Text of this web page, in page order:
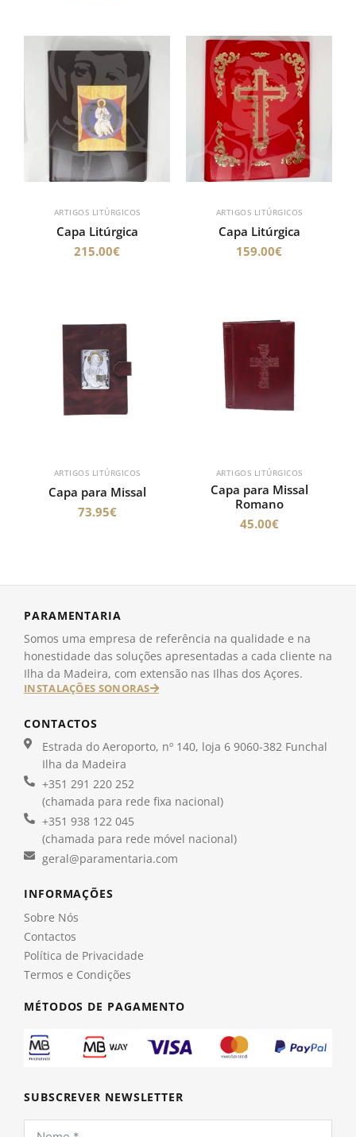
ARTIGOS LITÚRGICOS
Capa Litúrgica
215.00€
ARTIGOS LITÚRGICOS
Capa Litúrgica
159.00€
ARTIGOS LITÚRGICOS
Capa para Missal
73.95€
ARTIGOS LITÚRGICOS
Capa para Missal
Romano
45.00€
PARAMENTARIA
Somos uma empresa de referência na qualidade e na
honestidade das soluções apresentadas a cada cliente na
Ilha da Madeira, com extensão nas Ilhas dos Açores.
INSTALAÇÕES SONORAS
CONTACTOS
Estrada do Aeroporto, nº 140, loja 6 9060-382 Funchal
Ilha da Madeira
+351 291 220 252
(chamada para rede fixa nacional)
+351 938 122 045
(chamada para rede móvel nacional)
geral@paramentaria.com
INFORMAÇÕES
Sobre Nós
Contactos
Política de Privacidade
Termos e Condições
MÉTODOS DE PAGAMENTO
SUBSCREVER NEWSLETTER